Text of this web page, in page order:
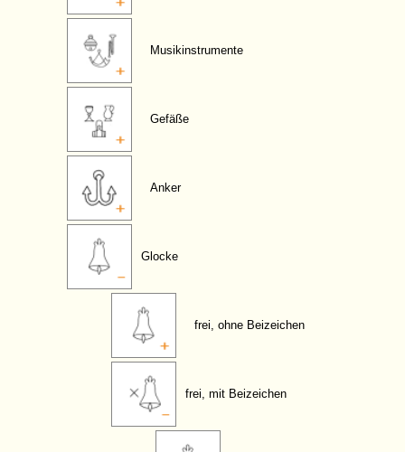
Musikinstrumente
Gefäße
Anker
Glocke
frei, ohne Beizeichen
frei, mit Beizeichen